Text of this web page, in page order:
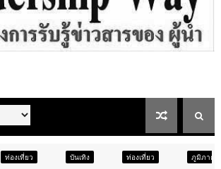
บันเทิง ท่องเที่ยว ภูมิภาค สังคม